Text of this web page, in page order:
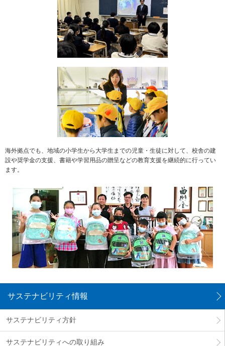
海外拠点でも、地域の小学生から大学生までの児童・生徒に対して、校舎の建
設や奨学金の支援、書籍や学習用品の贈呈などの教育支援を継続的に行ってい
ます。
サステナビリティ情報
サステナビリティ方針
サステナビリティへの取り組み